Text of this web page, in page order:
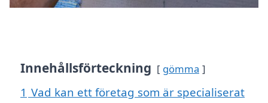
Innehållsförteckning gömma
1 Vad kan ett företag som är specialiserat